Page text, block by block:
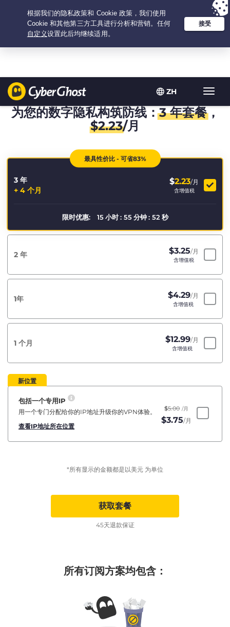
ZH
Your choice:The Best Dealfor 3.3333333333333-years at $2.23
/month
为您的数字隐私构筑防线：3 年套餐，
$2.23/月
最具性价比 - 可省83%
3 年
+ 4 个月
$2.23/月
含增值税
限时优惠: 15 小时 : 55 分钟 : 52 秒
2 年 $3.25/月
含增值税
1年 $4.29/月
含增值税
1 个月 $12.99/月
含增值税
新位置
包括一个专用IP
用一个专门分配给你的IP地址升级你的VPN体验。
查看IP地址所在位置
$5.00 /月
$3.75/月
*所有显示的金额都是以美元 为单位
获取套餐
45天退款保证
所有订阅方案均包含：